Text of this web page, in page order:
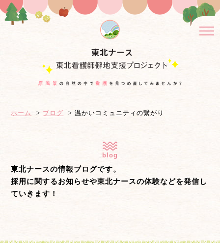
ホーム ブログ 温かいコミュニティの繋がり
blog
東北ナースの情報ブログです。
採用に関するお知らせや東北ナースの体験などを発信し
ていきます！